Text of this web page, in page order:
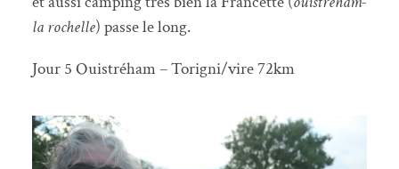
la rochelle) passe le long.
Jour 5 Ouistréham – Torigni/vire 72km